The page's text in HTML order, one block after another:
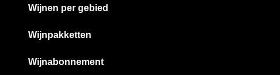
Wijnen per gebied
Wijnpakketten
Wijnabonnement